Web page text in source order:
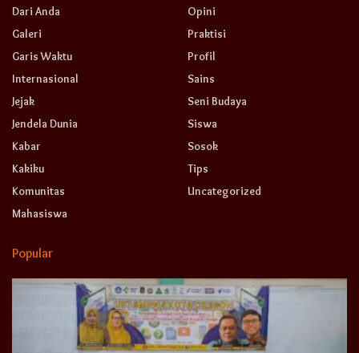
Dari Anda
Galeri
Garis Waktu
Internasional
Jejak
Jendela Dunia
Kabar
Kakiku
Komunitas
Mahasiswa
Opini
Praktisi
Profil
Sains
Seni Budaya
Siswa
Sosok
Tips
Uncategorized
Popular